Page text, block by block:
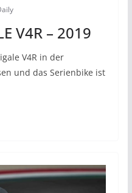
V4R – 2019
V4R in der
und das Serienbike ist